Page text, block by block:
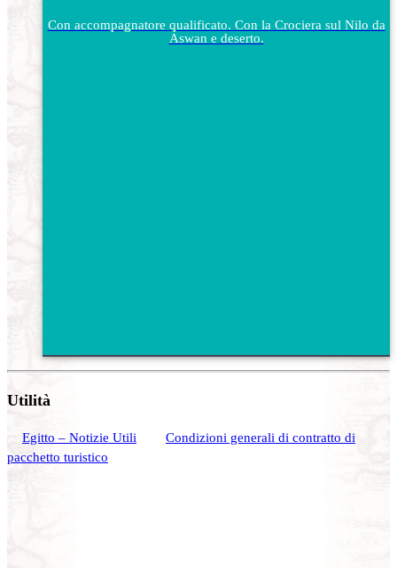
Con accompagnatore qualificato. Con la Crociera sul Nilo da
Aswan e deserto.
Utilità
Egitto – Notizie Utili
Condizioni generali di contratto di
pacchetto turistico